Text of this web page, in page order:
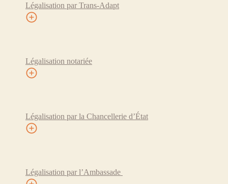
Légalisation par Trans-Adapt
Légalisation notariée
Légalisation par la Chancellerie d’État
Légalisation par l’Ambassade